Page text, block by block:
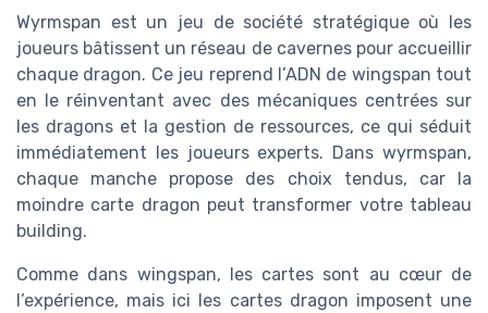
Wyrmspan est un jeu de société stratégique où les
joueurs bâtissent un réseau de cavernes pour accueillir
chaque dragon. Ce jeu reprend l’ADN de wingspan tout
en le réinventant avec des mécaniques centrées sur
les dragons et la gestion de ressources, ce qui séduit
immédiatement les joueurs experts. Dans wyrmspan,
chaque manche propose des choix tendus, car la
moindre carte dragon peut transformer votre tableau
building.
Comme dans wingspan, les cartes sont au cœur de
l’expérience, mais ici les cartes dragon imposent une